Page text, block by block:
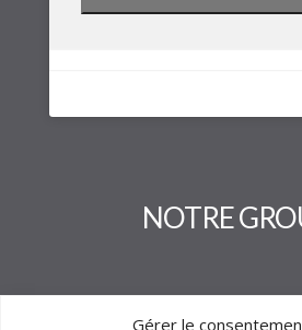
Gérer le
NOTRE